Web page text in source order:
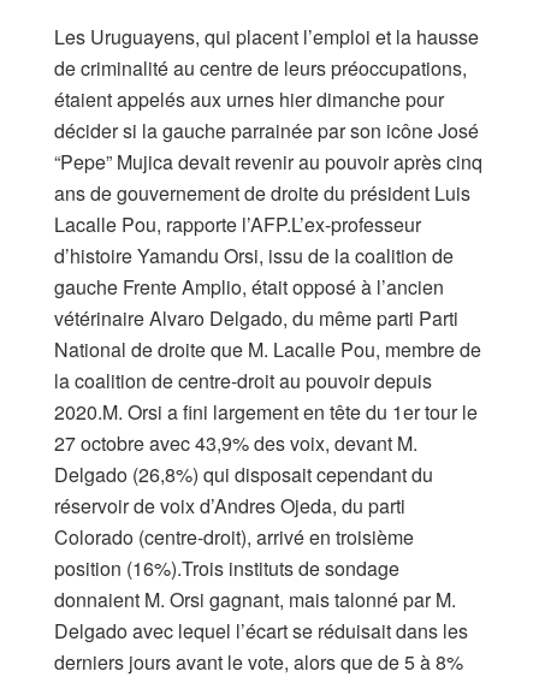
Les Uruguayens, qui placent l’emploi et la hausse
de criminalité au centre de leurs préoccupations,
étaient appelés aux urnes hier dimanche pour
décider si la gauche parrainée par son icône José
“Pepe” Mujica devait revenir au pouvoir après cinq
ans de gouvernement de droite du président Luis
Lacalle Pou, rapporte l’AFP.L’ex-professeur
d’histoire Yamandu Orsi, issu de la coalition de
gauche Frente Amplio, était opposé à l’ancien
vétérinaire Alvaro Delgado, du même parti Parti
National de droite que M. Lacalle Pou, membre de
la coalition de centre-droit au pouvoir depuis
2020.M. Orsi a fini largement en tête du 1er tour le
27 octobre avec 43,9% des voix, devant M.
Delgado (26,8%) qui disposait cependant du
réservoir de voix d’Andres Ojeda, du parti
Colorado (centre-droit), arrivé en troisième
position (16%).Trois instituts de sondage
donnaient M. Orsi gagnant, mais talonné par M.
Delgado avec lequel l’écart se réduisait dans les
derniers jours avant le vote, alors que de 5 à 8%